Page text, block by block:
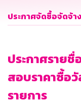
ประกาศจัดซื้อจัดจ้า
ประกาศรายชื่
สอบราคาซื้อ
รายการ